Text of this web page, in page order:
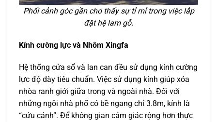
Phối cảnh góc gần cho thấy sự tỉ mỉ trong việc lắp
đặt hệ lam gỗ.
Kính cường lực và Nhôm Xingfa
Hệ thống cửa sổ và lan can đều sử dụng kính cường
lực độ dày tiêu chuẩn. Việc sử dụng kính giúp xóa
nhòa ranh giới giữa trong và ngoài nhà. Đối với
những ngôi nhà phố có bề ngang chỉ 3.8m, kính là
“cứu cánh”. Để không gian cảm giác rộng hơn thực